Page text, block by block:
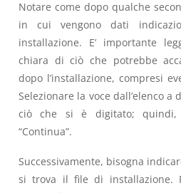
Notare come dopo qualche
in cui vengono dati
installazione. E’ importante
chiara di ciò che potrebbe
dopo l’installazione, compresi
Selezionare la voce dall’elenco a
ciò che si è digitato;
“Continua”.
Successivamente, bisogna
si trova il file di installazione.